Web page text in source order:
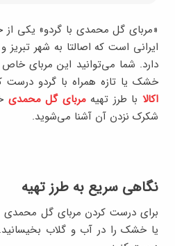
«مربای گل محمدی با گردو» یکی از
ایرانی است که اصالتا به شهر تبریز
دارد. شما می‌توانید این مربای
خشک یا تازه همراه با گردو درست
اکالابا طرز تهیهمربای گل محمدی
شکرک نزدن آن آشنا می‌شوید.
نگاهی سریع به طرز تهیه
برای درست کردن مربای گل محمدی با
یا خشک را در آب و گلاب